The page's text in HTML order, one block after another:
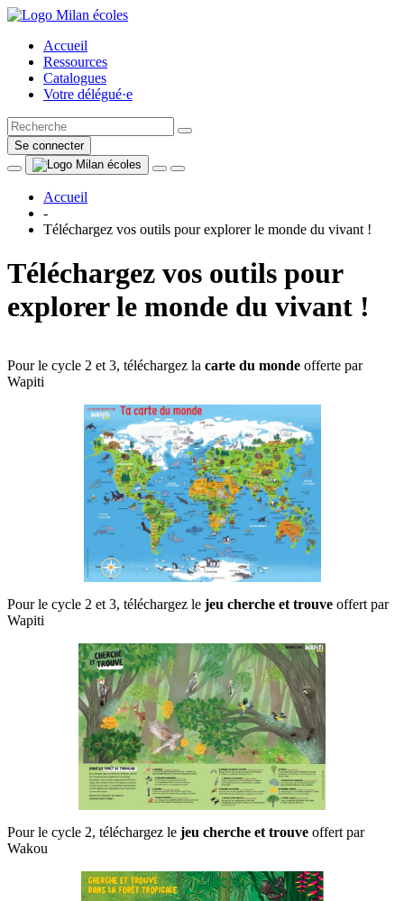
Accueil
Ressources
Catalogues
Votre délégué·e
Se connecter
Accueil
-
Téléchargez vos outils pour explorer le monde du vivant !
Téléchargez vos outils pour
explorer le monde du vivant !
Pour le cycle 2 et 3, téléchargez la carte du monde offerte par
Wapiti
Pour le cycle 2 et 3, téléchargez le jeu cherche et trouve offert par
Wapiti
Pour le cycle 2, téléchargez le jeu cherche et trouve offert par
Wakou